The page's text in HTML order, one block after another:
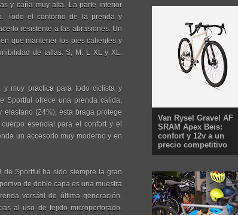
y caña muy alta. La parte inferior
Todo el contorno de la prenda y
resistente a las abrasiones. Un
que mantener los pies calientes y
de tallas: S, M. L XL y XL.
y muy práctica para todo ciclista y
Sportful ofrece una prenda cálida,
(24%), esta braga protege
esencial para el confort y el
un accesorio muy moderno y en
de Sportful ha sido siempre la gran
de doble capa es una muestra
versátil de última generación,
al uso de tejido microperforado.
Van Rysel Gravel AF
SRAM Apex Beis:
confort y 12v a un
precio competitivo